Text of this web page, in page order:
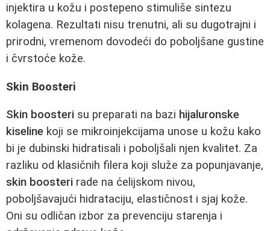
injektira u kožu i postepeno stimuliše sintezu
kolagena. Rezultati nisu trenutni, ali su dugotrajni i
prirodni, vremenom dovodeći do poboljšane gustine
i čvrstoće kože.
Skin Boosteri
Skin boosteri su preparati na bazi hijaluronske
kiseline koji se mikroinjekcijama unose u kožu kako
bi je dubinski hidratisali i poboljšali njen kvalitet. Za
razliku od klasičnih filera koji služe za popunjavanje,
skin boosteri rade na ćelijskom nivou,
poboljšavajući hidrataciju, elastičnost i sjaj kože.
Oni su odličan izbor za prevenciju starenja i